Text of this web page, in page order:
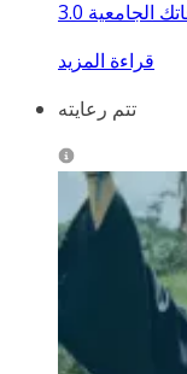
قراءة المزيد
تتم رعايته